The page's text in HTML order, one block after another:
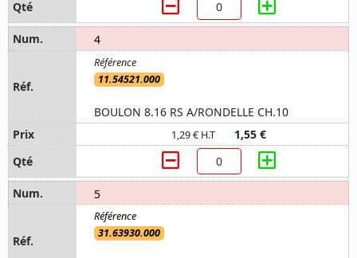
4
11.54521.000
BOULON 8.16 RS A/RONDELLE CH.10
1,29 € H.T 1,55 €
5
31.63930.000